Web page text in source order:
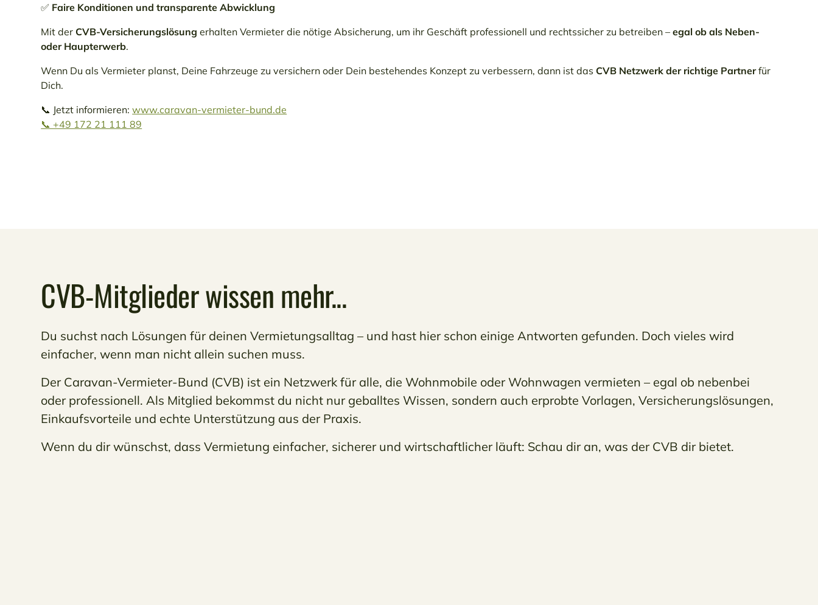
✅ Faire Konditionen und transparente Abwicklung
Mit derCVB-Versicherungslösung erhalten Vermieter die nötige Absicherung, um ihr Geschäft professionell und rechtssicher zu betreiben –egal ob als Neben-
oder Haupterwerb.
Wenn Du als Vermieter planst, Deine Fahrzeuge zu versichern oder Dein bestehendes Konzept zu verbessern, dann ist dasCVB Netzwerk der richtige Partnerfür
Dich.
📞 Jetzt informieren:www.caravan-vermieter-bund.de
📞 +49 172 21 111 89
CVB-Mitglieder wissen mehr...
Du suchst nach Lösungen für deinen Vermietungsalltag – und hast hier schon einige Antworten gefunden. Doch vieles wird
einfacher, wenn man nicht allein suchen muss.
Der Caravan-Vermieter-Bund (CVB) ist ein Netzwerk für alle, die Wohnmobile oder Wohnwagen vermieten – egal ob nebenbei
oder professionell. Als Mitglied bekommst du nicht nur geballtes Wissen, sondern auch erprobte Vorlagen, Versicherungslösungen,
Einkaufsvorteile und echte Unterstützung aus der Praxis.
Wenn du dir wünschst, dass Vermietung einfacher, sicherer und wirtschaftlicher läuft: Schau dir an, was der CVB dir bietet.